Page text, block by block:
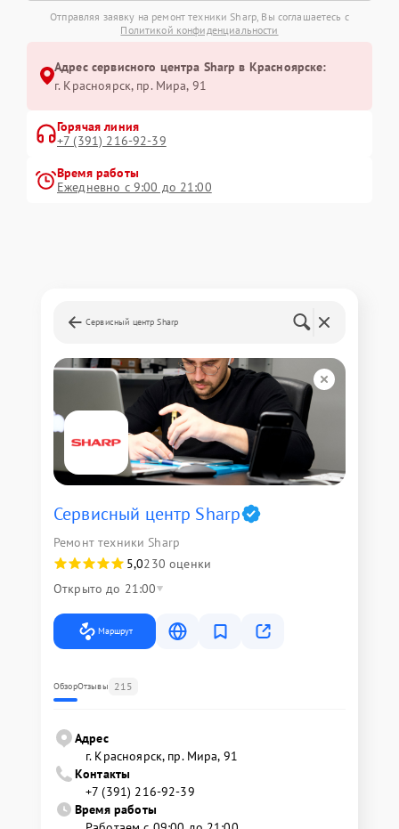
Отправляя заявку на ремонт техники Sharp, Вы соглашаетесь с
Политикой конфиденциальности
Адрес сервисного центра Sharp в Красноярске:
г. Красноярск, ​пр. Мира, 91
Горячая линия
+7 (391) 216-92-39
Время работы
Ежедневно с 9:00 до 21:00
Сервисный центр Sharp
Сервисный центр Sharp
Ремонт техники Sharp
5,0230 оценки
Открыто до 21:00
Маршрут
ОбзорОтзывы 215
Адрес
г. Красноярск, ​пр. Мира, 91
Контакты
+7 (391) 216-92-39
Время работы